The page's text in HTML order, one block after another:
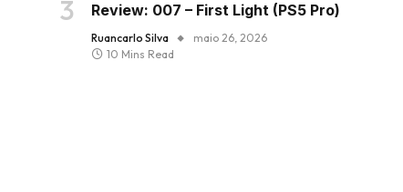
Review: 007 – First Light (PS5 Pro)
Ruancarlo Silva
maio 26, 2026
10 Mins Read